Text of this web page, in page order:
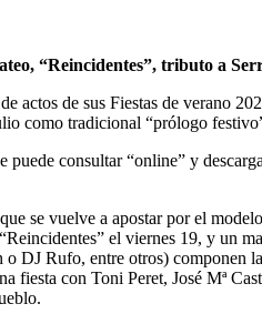
“Reincidentes”, tributo a
de sus Fiestas de verano
como tradicional “prólogo
consultar “online” y
se vuelve a apostar por el
el viernes 19, y un
Rufo, entre otros) componen
fiesta con Toni Peret, José Mª